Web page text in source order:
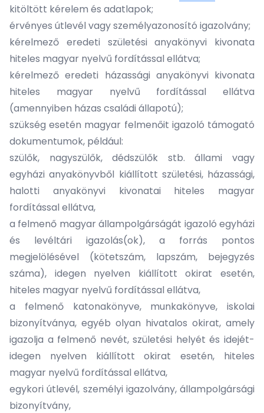
kitöltött kérelem és adatlapok;
érvényes útlevél vagy személyazonosító igazolvány;
kérelmező eredeti születési anyakönyvi kivonata
hiteles magyar nyelvű fordítással ellátva;
kérelmező eredeti házassági anyakönyvi kivonata
hiteles magyar nyelvű fordítással ellátva
(amennyiben házas családi állapotú);
szükség esetén magyar felmenőit igazoló támogató
dokumentumok, például:
szülők, nagyszülők, dédszülők stb. állami vagy
egyházi anyakönyvből kiállított születési, házassági,
halotti anyakönyvi kivonatai hiteles magyar
fordítással ellátva,
a felmenő magyar állampolgárságát igazoló egyházi
és levéltári igazolás(ok), a forrás pontos
megjelölésével (kötetszám, lapszám, bejegyzés
száma), idegen nyelven kiállított okirat esetén,
hiteles magyar nyelvű fordítással ellátva,
a felmenő katonakönyve, munkakönyve, iskolai
bizonyítványa, egyéb olyan hivatalos okirat, amely
igazolja a felmenő nevét, születési helyét és idejét-
idegen nyelven kiállított okirat esetén, hiteles
magyar nyelvű fordítással ellátva,
egykori útlevél, személyi igazolvány, állampolgársági
bizonyítvány,